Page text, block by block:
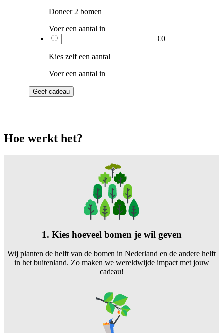
Doneer 2 bomen
Voer een aantal in
€0
Kies zelf een aantal
Voer een aantal in
Geef cadeau
Hoe werkt het?
1. Kies hoeveel bomen je wil geven
Wij planten de helft van de bomen in Nederland en de andere helft
in het buitenland. Zo maken we wereldwijde impact met jouw
cadeau!